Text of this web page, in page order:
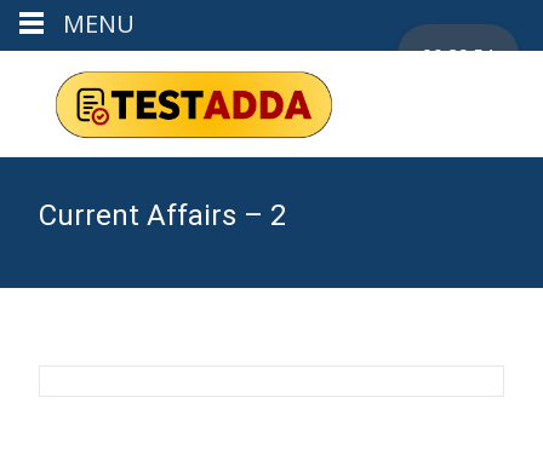
Current Affairs – 2
00:29:53
MENU